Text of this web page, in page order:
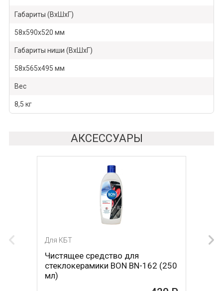
Габариты (ВхШхГ)
58х590х520 мм
Габариты ниши (ВхШхГ)
58х565х495 мм
Вес
8,5 кг
АКСЕССУАРЫ
Для КБТ
Чистящее средство для
стеклокерамики BON BN-162 (250
мл)
Для КБТ
Скребок для ухода за
стеклокерамикой BON BN-603